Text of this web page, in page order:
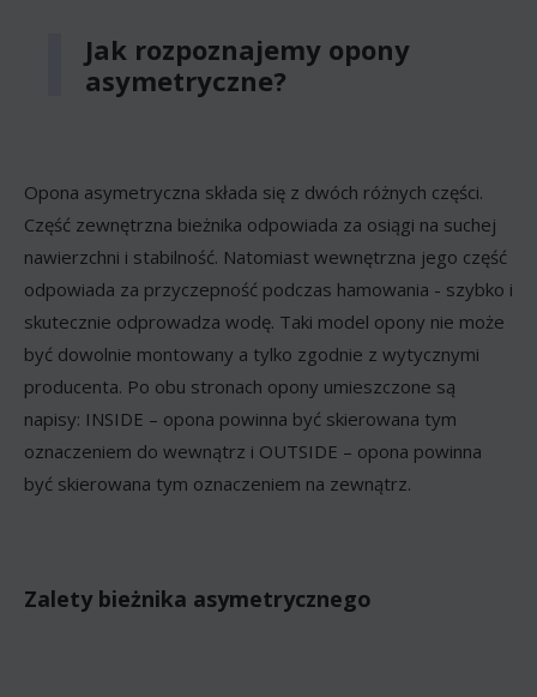
Jak rozpoznajemy opony
asymetryczne?
Opona asymetryczna składa się z dwóch różnych części.
Część zewnętrzna bieżnika odpowiada za osiągi na suchej
nawierzchni i stabilność. Natomiast wewnętrzna jego część
odpowiada za przyczepność podczas hamowania - szybko i
skutecznie odprowadza wodę. Taki model opony nie może
być dowolnie montowany a tylko zgodnie z wytycznymi
producenta. Po obu stronach opony umieszczone są
napisy: INSIDE – opona powinna być skierowana tym
oznaczeniem do wewnątrz i OUTSIDE – opona powinna
być skierowana tym oznaczeniem na zewnątrz.
Zalety bieżnika asymetrycznego